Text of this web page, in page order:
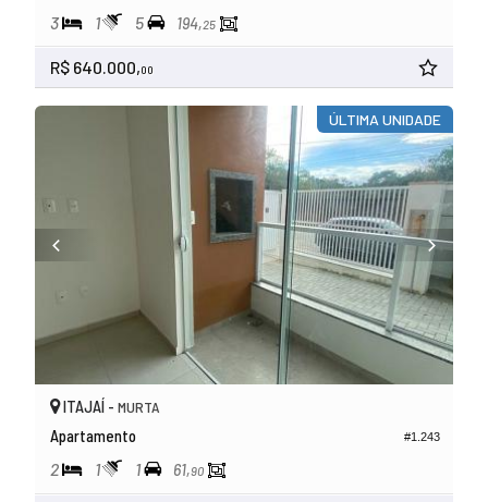
3 1 5 194,25
R$ 640.000,00
ÚLTIMA UNIDADE
#1.243
ITAJAÍ - MURTA
Apartamento
2 1 1 61,90